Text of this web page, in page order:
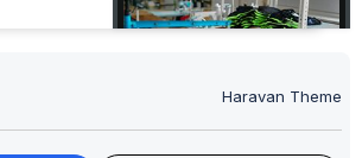
Haravan Theme